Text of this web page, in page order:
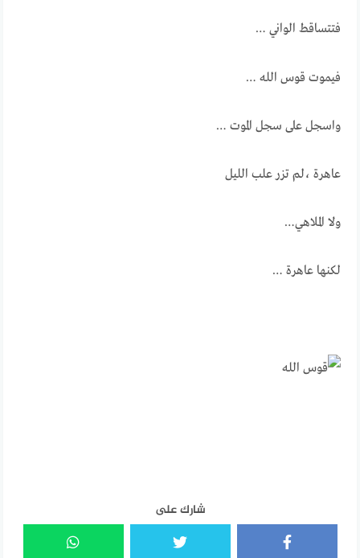
فتتساقط الواني …
فيموت قوس الله …
واسجل على سجل الموت …
عاهرة ،لم تزر علب الليل
ولا الملاهي…
لكنها عاهرة …
شارك على